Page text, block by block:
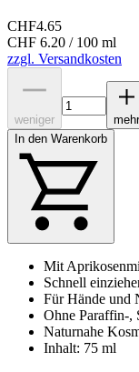
CHF4.65
CHF 6.20 / 100 ml
zzgl. Versandkosten
weniger
mehr
In den Warenkorb
Mit
Schnell
Für Hände und
Ohne Paraffin-,
Naturnahe
Inhalt: 75 ml